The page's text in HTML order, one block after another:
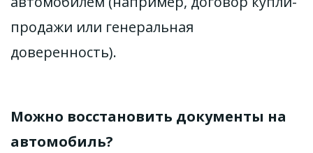
продажи или генеральная
доверенность).
Можно восстановить документы на
автомобиль?